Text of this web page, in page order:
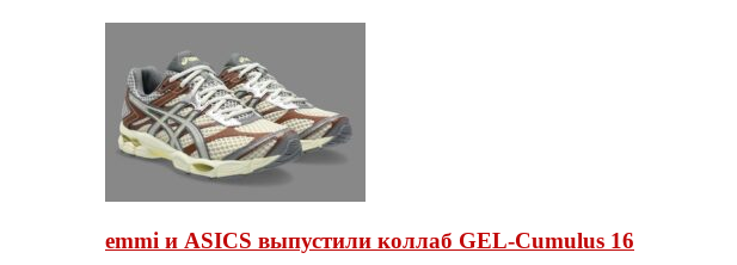
emmi и ASICS выпустили коллаб GEL-Cumulus 16